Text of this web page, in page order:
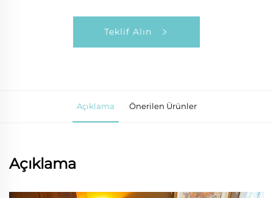
Teklif Alın
Açıklama Önerilen Ürünler
Açıklama